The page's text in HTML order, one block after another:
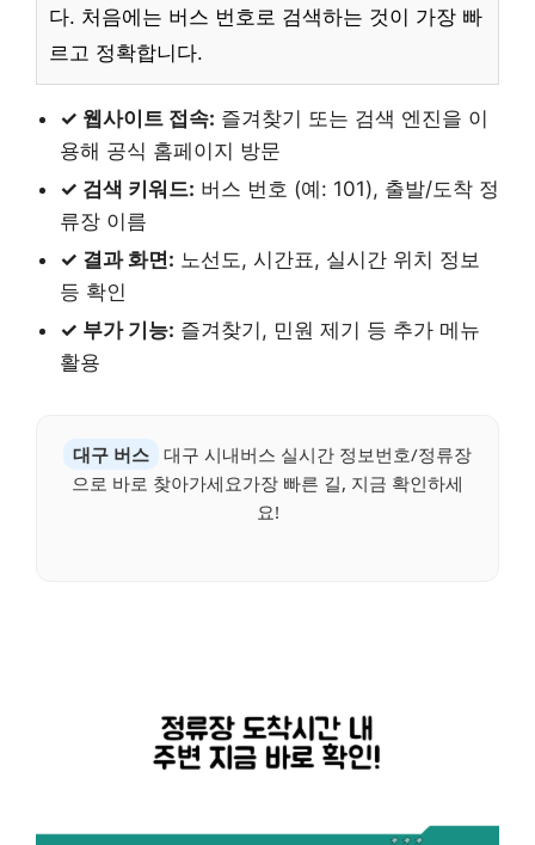
다. 처음에는 버스 번호로 검색하는 것이 가장 빠
르고 정확합니다.
✓ 웹사이트 접속: 즐겨찾기 또는 검색 엔진을 이
용해 공식 홈페이지 방문
✓ 검색 키워드: 버스 번호 (예: 101), 출발/도착 정
류장 이름
✓ 결과 화면: 노선도, 시간표, 실시간 위치 정보
등 확인
✓ 부가 기능: 즐겨찾기, 민원 제기 등 추가 메뉴
활용
대구 버스 대구 시내버스 실시간 정보번호/정류장
으로 바로 찾아가세요가장 빠른 길, 지금 확인하세
요!